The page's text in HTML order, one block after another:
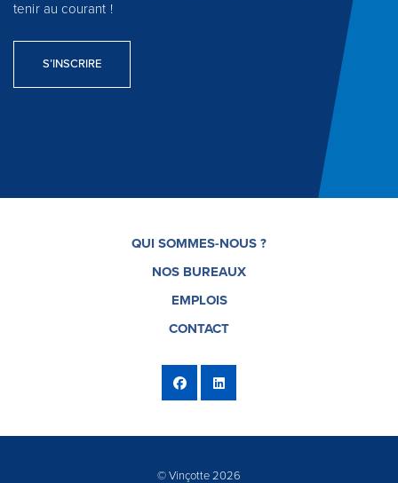
tenir au courant !
S’INSCRIRE
QUI SOMMES-NOUS ?
NOS BUREAUX
EMPLOIS
CONTACT
© Vinçotte 2026